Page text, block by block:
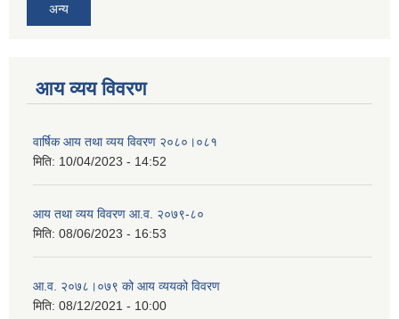
अन्य
आय व्यय विवरण
वार्षिक आय तथा व्यय विवरण २०८०।०८१
मिति: 10/04/2023 - 14:52
आय तथा व्यय विवरण आ.व. २०७९-८०
मिति: 08/06/2023 - 16:53
आ.व. २०७८।०७९ को आय व्ययको विवरण
मिति: 08/12/2021 - 10:00